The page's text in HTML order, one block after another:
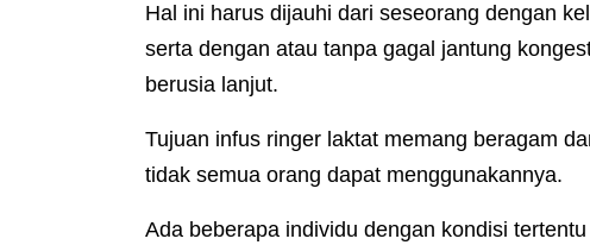
Hal ini harus dijauhi dari seseorang dengan
serta dengan atau tanpa gagal jantung
berusia lanjut.
Tujuan infus ringer laktat memang beragam
tidak semua orang dapat menggunakannya.
Ada beberapa individu dengan kondisi